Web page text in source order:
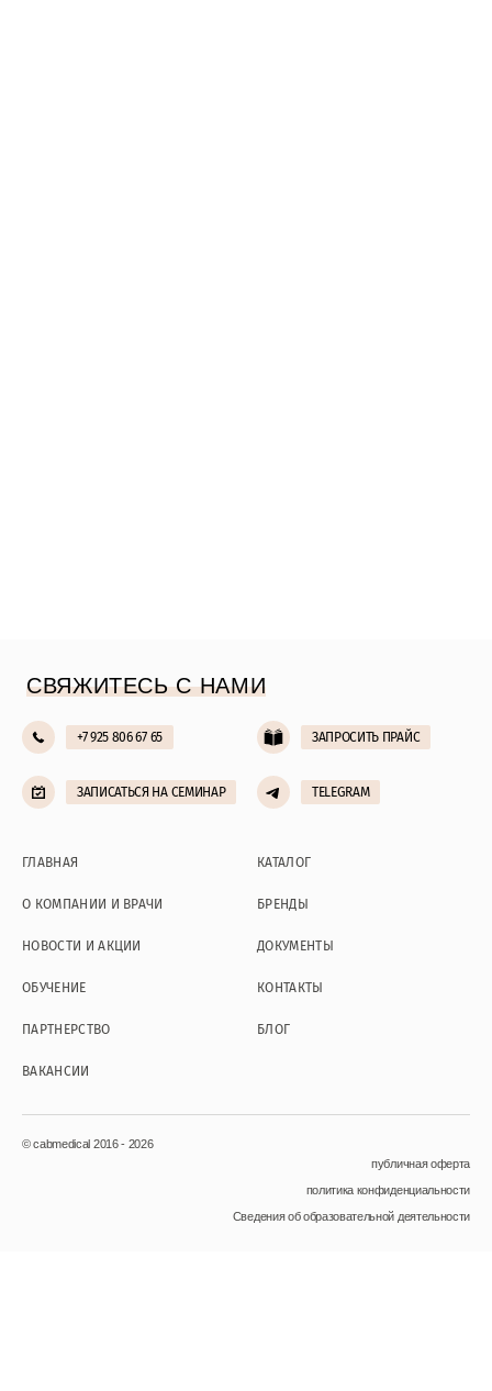
СВЯЖИТЕСЬ С НАМИ
+7 925 806 67 65 ЗАПРОСИТЬ ПРАЙС
ЗАПИСАТЬСЯ НА СЕМИНАР TELEGRAM
ГЛАВНАЯ КАТАЛОГ
О КОМПАНИИ И ВРАЧИ БРЕНДЫ
НОВОСТИ И АКЦИИ ДОКУМЕНТЫ
ОБУЧЕНИЕ КОНТАКТЫ
ПАРТНЕРСТВО БЛОГ
ВАКАНСИИ
© cabmedical 2016 - 2026
публичная оферта
политика конфиденциальности
Сведения об образовательной деятельности